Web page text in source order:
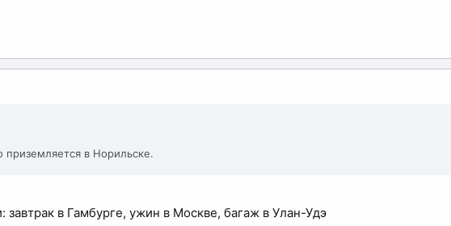
приземляется в Норильске.
завтрак в Гамбурге, ужин в Москве, багаж в Улан-Удэ